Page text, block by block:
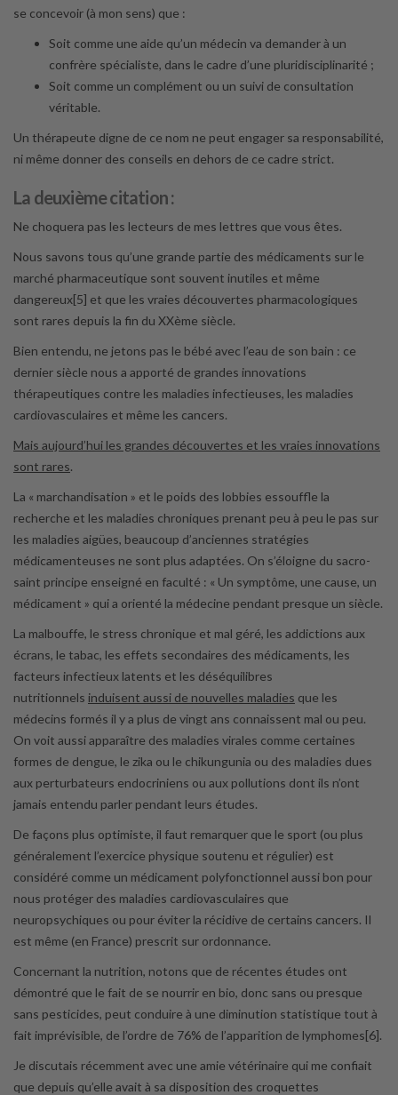
se concevoir (à mon sens) que :
Soit comme une aide qu’un médecin va demander à un
confrère spécialiste, dans le cadre d’une pluridisciplinarité ;
Soit comme un complément ou un suivi de consultation
véritable.
Un thérapeute digne de ce nom ne peut engager sa responsabilité,
ni même donner des conseils en dehors de ce cadre strict.
La deuxième citation:
Ne choquera pas les lecteurs de mes lettres que vous êtes.
Nous savons tous qu’une grande partie des médicaments sur le
marché pharmaceutique sont souvent inutiles et même
dangereux[5] et que les vraies découvertes pharmacologiques
sont rares depuis la fin du XXème siècle.
Bien entendu, ne jetons pas le bébé avec l’eau de son bain : ce
dernier siècle nous a apporté de grandes innovations
thérapeutiques contre les maladies infectieuses, les maladies
cardiovasculaires et même les cancers.
Mais aujourd’hui les grandes découvertes et les vraies innovations
sont rares.
La « marchandisation » et le poids des lobbies essouffle la
recherche et les maladies chroniques prenant peu à peu le pas sur
les maladies aigües, beaucoup d’anciennes stratégies
médicamenteuses ne sont plus adaptées. On s’éloigne du sacro-
saint principe enseigné en faculté : « Un symptôme, une cause, un
médicament » qui a orienté la médecine pendant presque un siècle.
La malbouffe, le stress chronique et mal géré, les addictions aux
écrans, le tabac, les effets secondaires des médicaments, les
facteurs infectieux latents et les déséquilibres
nutritionnels induisent aussi de nouvelles maladies que les
médecins formés il y a plus de vingt ans connaissent mal ou peu.
On voit aussi apparaître des maladies virales comme certaines
formes de dengue, le zika ou le chikungunia ou des maladies dues
aux perturbateurs endocriniens ou aux pollutions dont ils n’ont
jamais entendu parler pendant leurs études.
De façons plus optimiste, il faut remarquer que le sport (ou plus
généralement l’exercice physique soutenu et régulier) est
considéré comme un médicament polyfonctionnel aussi bon pour
nous protéger des maladies cardiovasculaires que
neuropsychiques ou pour éviter la récidive de certains cancers. Il
est même (en France) prescrit sur ordonnance.
Concernant la nutrition, notons que de récentes études ont
démontré que le fait de se nourrir en bio, donc sans ou presque
sans pesticides, peut conduire à une diminution statistique tout à
fait imprévisible, de l’ordre de 76% de l’apparition de lymphomes[6].
Je discutais récemment avec une amie vétérinaire qui me confiait
que depuis qu’elle avait à sa disposition des croquettes